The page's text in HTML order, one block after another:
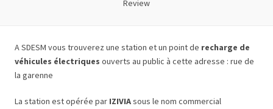
Review
A SDESM vous trouverez une station et un point de recharge de
véhicules électriques ouverts au public à cette adresse : rue de
la garenne
La station est opérée par IZIVIAsous le nom commercial